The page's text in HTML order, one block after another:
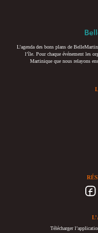
L’agenda des bons plans de
l’île. Pour chaque événement les
Martinique que nous relayons
Télécharger